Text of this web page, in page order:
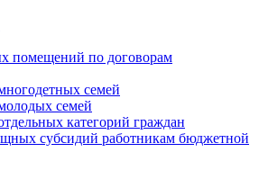
помещений по договорам
семей
семей
категорий граждан
субсидий работникам бюджетной